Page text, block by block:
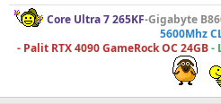
Core Ultra 7 265KF-Gigabyte
5600Mhz
- Palit RTX 4090 GameRock OC 24GB-